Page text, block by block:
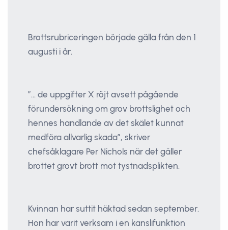
Brottsrubriceringen började gälla från den 1
augusti i år.
”... de uppgifter X röjt avsett pågående
förundersökning om grov brottslighet och
hennes handlande av det skälet kunnat
medföra allvarlig skada”, skriver
chefsåklagare Per Nichols när det gäller
brottet grovt brott mot tystnadsplikten.
Kvinnan har suttit häktad sedan september.
Hon har varit verksam i en kanslifunktion